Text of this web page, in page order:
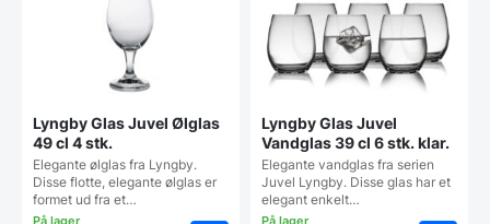
Lyngby Glas Juvel Ølglas
49 cl 4 stk.
Elegante ølglas fra Lyngby.
Disse flotte, elegante ølglas er
formet ud fra et…
Lyngby Glas Juvel
Vandglas 39 cl 6 stk. klar.
Elegante vandglas fra serien
Juvel Lyngby. Disse glas har et
elegant enkelt…